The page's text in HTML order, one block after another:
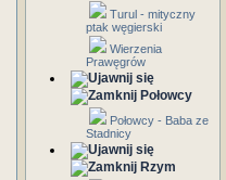
Turul - mityczny
ptak węgierski
Wierzenia
Prawęgrów
Połowcy
Połowcy - Baba ze
Stadnicy
Rzym